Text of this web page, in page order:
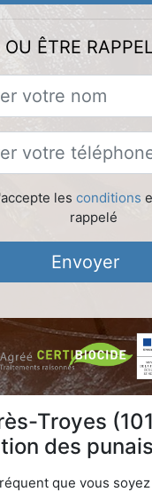
OU ÊTRE
les conditions
rappelé
Envoyer
Troyes
des
que vous